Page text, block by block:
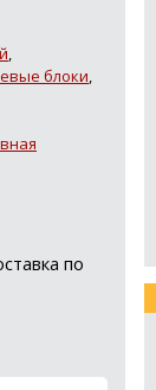
,
блоки,
по